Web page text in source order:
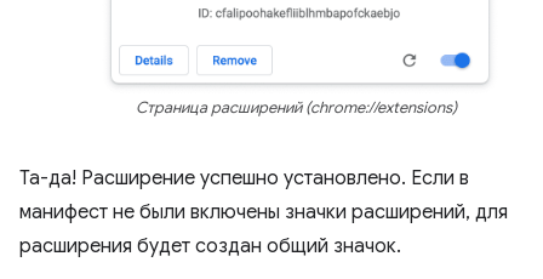
Страница расширений (chrome://extensions)
Та-да! Расширение успешно установлено. Если в
манифест не были включены значки расширений, для
расширения будет создан общий значок.